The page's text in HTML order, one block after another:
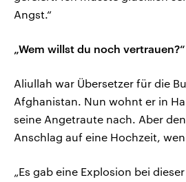
Angst.“
„Wem willst du noch vertrauen?“
Aliullah war Übersetzer für die
Afghanistan. Nun wohnt er in
seine Angetraute nach. Aber
Anschlag auf eine Hochzeit,
„Es gab eine Explosion bei